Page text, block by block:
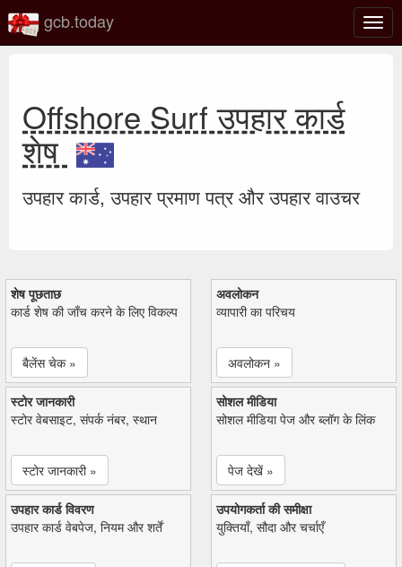
टॉगल
gcb.today
Offshore Surf उपहार कार्ड
शेष
उपहार कार्ड, उपहार प्रमाण पत्र और उपहार वाउचर
शेष पूछताछ
कार्ड शेष की जाँच करने के लिए विकल्प
बैलेंस चेक »
अवलोकन
व्यापारी का परिचय
अवलोकन »
स्टोर जानकारी
स्टोर वेबसाइट, संपर्क नंबर, स्थान
स्टोर जानकारी »
सोशल मीडिया
सोशल मीडिया पेज और ब्लॉग के लिंक
पेज देखें »
उपहार कार्ड विवरण
उपहार कार्ड वेबपेज, नियम और शर्तें
उपयोगकर्ता की समीक्षा
युक्तियाँ, सौदा और चर्चाएँ